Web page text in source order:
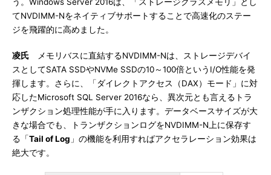
てNVDIMM-Nをネイティブサポートすることで高速化のステー
ジを飛躍的に高めました。
凌氏 メモリバスに直結するNVDIMM-Nは、ストレージデバイ
スとしてSATA SSDやNVMe SSDの10～100倍というI/O性能を発
揮します。さらに、「ダイレクトアクセス（DAX）モード」に対
応したMicrosoft SQL Server 2016なら、異次元とも言えるトラ
ンザクション処理性能が手に入ります。データベースサイズが大
きな場合でも、トランザクションログをNVDIMM-N上に保存す
る「Tail of Log 」の機能を利用すればアクセラレーション効果は
絶大です。